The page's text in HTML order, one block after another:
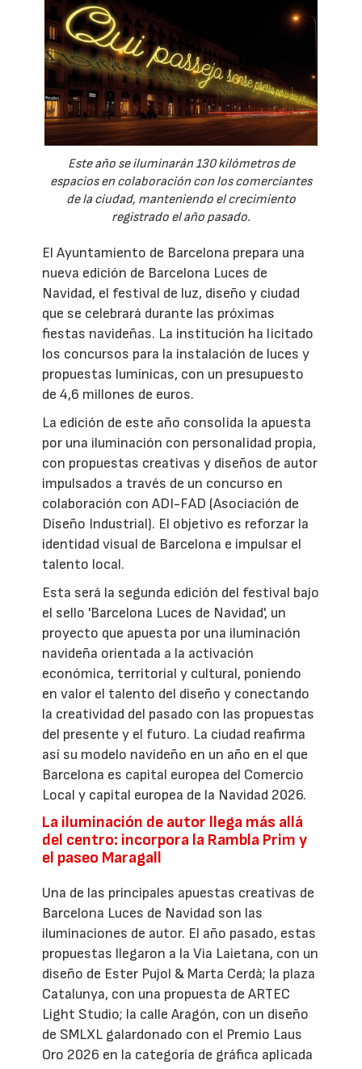
Este año se iluminarán 130 kilómetros de
espacios en colaboración con los comerciantes
de la ciudad, manteniendo el crecimiento
registrado el año pasado.
El Ayuntamiento de Barcelona prepara una
nueva edición de Barcelona Luces de
Navidad, el festival de luz, diseño y ciudad
que se celebrará durante las próximas
fiestas navideñas. La institución ha licitado
los concursos para la instalación de luces y
propuestas lumínicas, con un presupuesto
de 4,6 millones de euros.
La edición de este año consolida la apuesta
por una iluminación con personalidad propia,
con propuestas creativas y diseños de autor
impulsados a través de un concurso en
colaboración con ADI-FAD (Asociación de
Diseño Industrial). El objetivo es reforzar la
identidad visual de Barcelona e impulsar el
talento local.
Esta será la segunda edición del festival bajo
el sello 'Barcelona Luces de Navidad', un
proyecto que apuesta por una iluminación
navideña orientada a la activación
económica, territorial y cultural, poniendo
en valor el talento del diseño y conectando
la creatividad del pasado con las propuestas
del presente y el futuro. La ciudad reafirma
así su modelo navideño en un año en el que
Barcelona es capital europea del Comercio
Local y capital europea de la Navidad 2026.
La iluminación de autor llega más allá
del centro: incorpora la Rambla Prim y
el paseo Maragall
Una de las principales apuestas creativas de
Barcelona Luces de Navidad son las
iluminaciones de autor. El año pasado, estas
propuestas llegaron a la Via Laietana, con un
diseño de Ester Pujol & Marta Cerdà; la plaza
Catalunya, con una propuesta de ARTEC
Light Studio; la calle Aragón, con un diseño
de SMLXL galardonado con el Premio Laus
Oro 2026 en la categoría de gráfica aplicada